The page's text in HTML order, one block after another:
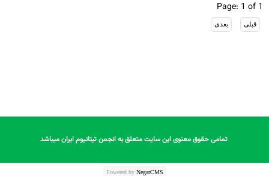
Page: 1 of 1
تمامی حقوق معنوی این سایت متعلق به انجمن تیتانیوم ایران میباشد
Powered by NegarCMS